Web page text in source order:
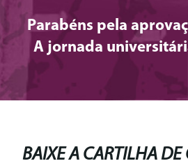
Parabéns pela
A jornada
BAIXE A CARTILHA DE